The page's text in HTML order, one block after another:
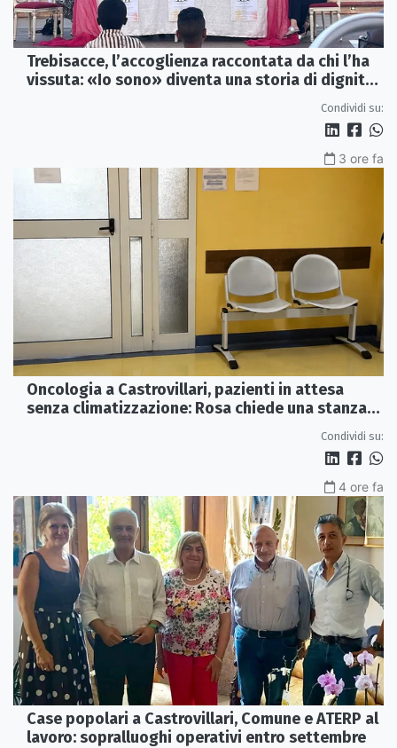
Trebisacce, l’accoglienza raccontata da chi l’ha
vissuta: «Io sono» diventa una storia di dignità
Condividi su:
3 ore fa
Oncologia a Castrovillari, pazienti in attesa
senza climatizzazione: Rosa chiede una stanza
Condividi su:
4 ore fa
Case popolari a Castrovillari, Comune e ATERP al
lavoro: sopralluoghi operativi entro settembre